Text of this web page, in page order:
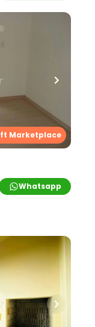
Marketplace
,Novo
Whatsapp
vaga
RS